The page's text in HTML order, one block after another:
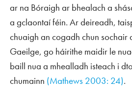
ar na Bóraigh ar bhealach a
a gclaontaí féin. Ar deireadh,
chuaigh an cogadh chun sochair
Gaeilge, go háirithe maidir le
baill nua a mhealladh isteach i
chumainn (Mathews 2003: 24).